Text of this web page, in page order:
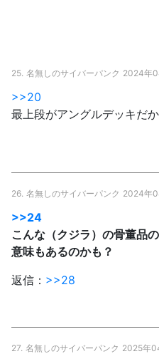
25. 名無しのサイバーパンク 2024年
>>20
最上段がアングルデッキだ
26. 名無しのサイバーパンク 2024年
>>24
こんな（クジラ）の骨董品
意味もあるのかも？
返信： >>28
27. 名無しのサイバーパンク 2025年